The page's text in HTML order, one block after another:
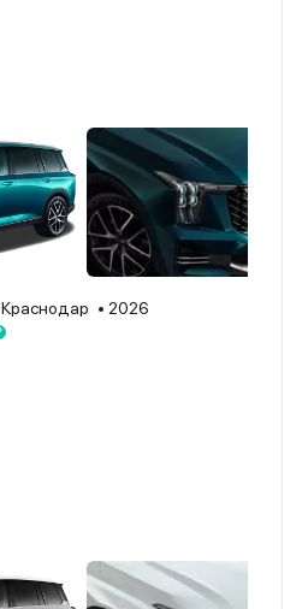
Краснодар
2026